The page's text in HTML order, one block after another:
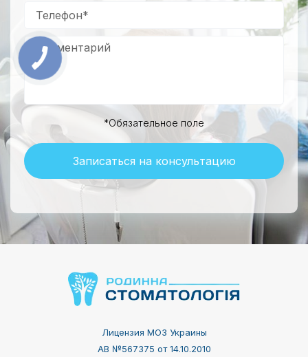
*Обязательное поле
Записаться на консультацию
Лицензия МОЗ Украины
АВ №567375 от 14.10.2010